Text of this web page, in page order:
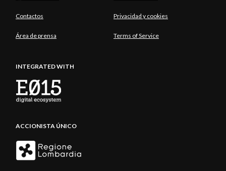
Contactos Privacidad y cookies
Área de prensa Terms of Service
INTEGRATED WITH
ACCIONISTA ÚNICO